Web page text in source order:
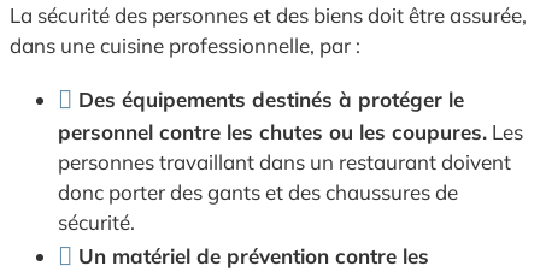
La sécurité des personnes et des biens doit être assurée,
dans une cuisine professionnelle, par :
Des équipements destinés à protéger le
personnel contre les chutes ou les coupures. Les
personnes travaillant dans un restaurant doivent
donc porter des gants et des chaussures de
sécurité.
Un matériel de prévention contre les